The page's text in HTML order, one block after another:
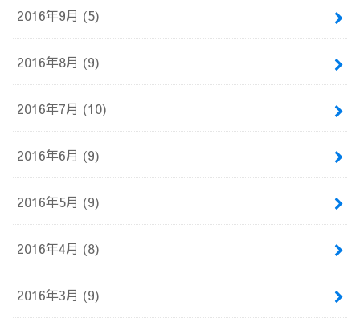
2016年9月 (5)
2016年8月 (9)
2016年7月 (10)
2016年6月 (9)
2016年5月 (9)
2016年4月 (8)
2016年3月 (9)